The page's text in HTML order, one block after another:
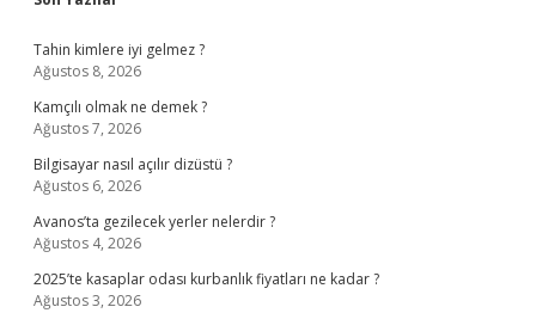
Sidebar
Tahin kimlere iyi gelmez ?
Ağustos 8, 2026
Kamçılı olmak ne demek ?
Ağustos 7, 2026
Bilgisayar nasıl açılır dizüstü ?
Ağustos 6, 2026
Avanos’ta gezilecek yerler nelerdir ?
Ağustos 4, 2026
2025’te kasaplar odası kurbanlık fiyatları ne kadar ?
Ağustos 3, 2026